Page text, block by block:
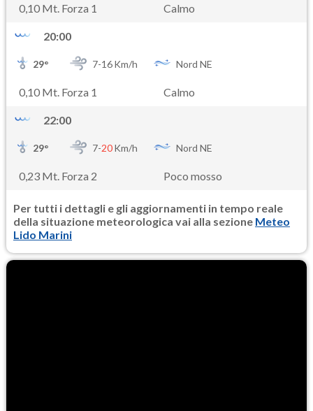
0,10 Mt. Forza 1 Calmo
20:00
29° 7-16Km/h Nord NE
0,10 Mt. Forza 1 Calmo
22:00
29° 7-20Km/h Nord NE
0,23 Mt. Forza 2 Poco mosso
Per tutti i dettagli e gli aggiornamenti in tempo reale
della situazione meteorologica vai alla sezione Meteo
Lido Marini